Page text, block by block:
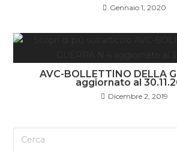
Gennaio 1, 2020
AVC-BOLLETTINO DELLA
aggiornato al
Dicembre 2, 2019